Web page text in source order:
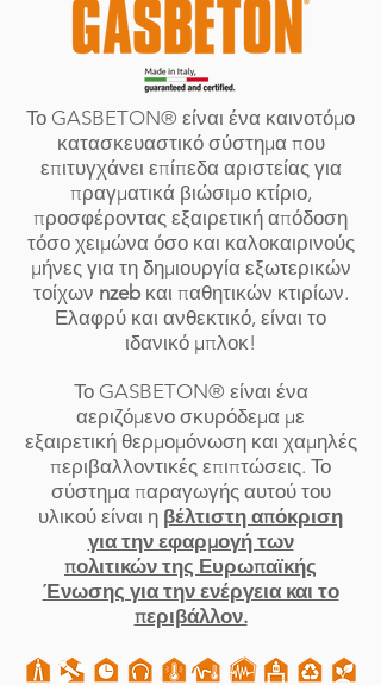
Το GASBETON® είναι ένα καινοτόμο
κατασκευαστικό σύστημα που
επιτυγχάνει επίπεδα αριστείας για
πραγματικά βιώσιμο κτίριο,
προσφέροντας εξαιρετική απόδοση
τόσο χειμώνα όσο και καλοκαιρινούς
μήνες για τη δημιουργία εξωτερικών
τοίχων nzebκαι παθητικών κτιρίων.
Ελαφρύ και ανθεκτικό, είναι το
ιδανικό μπλοκ!
Το GASBETON® είναι ένα
αεριζόμενο σκυρόδεμα με
εξαιρετική θερμομόνωση και χαμηλές
περιβαλλοντικές επιπτώσεις. Το
σύστημα παραγωγής αυτού του
υλικού είναι η βέλτιστη απόκριση
για την εφαρμογή των
πολιτικών της Ευρωπαϊκής
Ένωσης για την ενέργεια και το
περιβάλλον.